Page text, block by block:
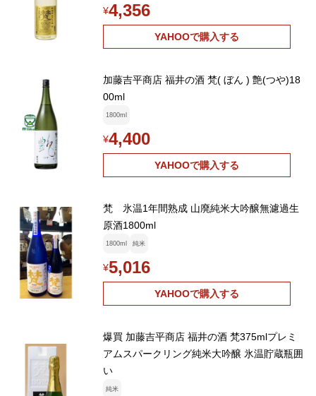
¥4,356
YAHOOで購入する
加藤吉平商店 福井の酒 梵( ぼん ) 艶(つや)18
00ml
1800ml
¥4,400
YAHOOで購入する
梵 氷温1年間熟成 山廃純米大吟醸無濾過生
原酒1800ml
1800ml 純米
¥5,016
YAHOOで購入する
爆買 加藤吉平商店 福井の酒 梵375mlプレミ
アムスパークリング純米大吟醸 氷温貯蔵瓶囲
い
純米